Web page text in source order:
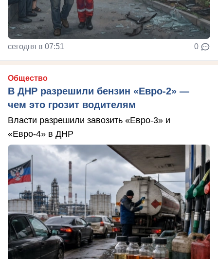
сегодня в 07:51 0
Общество
В ДНР разрешили бензин «Евро-2» —
чем это грозит водителям
Власти разрешили завозить «Евро-3» и
«Евро-4» в ДНР